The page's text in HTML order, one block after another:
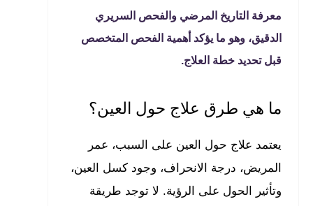
معرفة التاريخ المرضي والفحص السريري
الدقيق، وهو ما يؤكد أهمية الفحص المتخصص
قبل تحديد خطة العلاج.
ما هي طرق علاج حول العين؟
يعتمد علاج حول العين على السبب، عمر
المريض، درجة الانحراف، وجود كسل العين،
وتأثير الحول على الرؤية. لا توجد طريقة